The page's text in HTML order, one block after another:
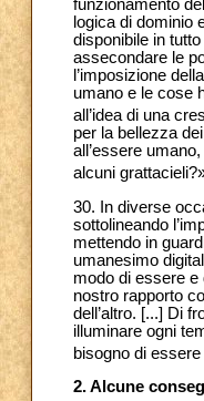
funzionamento
logica di dominio
disponibile in
assecondare le
l’imposizione
umano e le cose
all’idea di una
per la bellezza
all’essere
alcuni
30. In diverse
sottolineando
mettendo in
umanesimo
modo di essere e
nostro rapporto
dell’altro. [...] Di
illuminare ogni
bisogno di
2. Alcune